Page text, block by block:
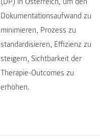
Dokumentationsaufwand zu
minimieren, Prozess zu
standardisieren, Effizienz zu
steigern, Sichtbarkeit der
Therapie-Outcomes zu
erhöhen.